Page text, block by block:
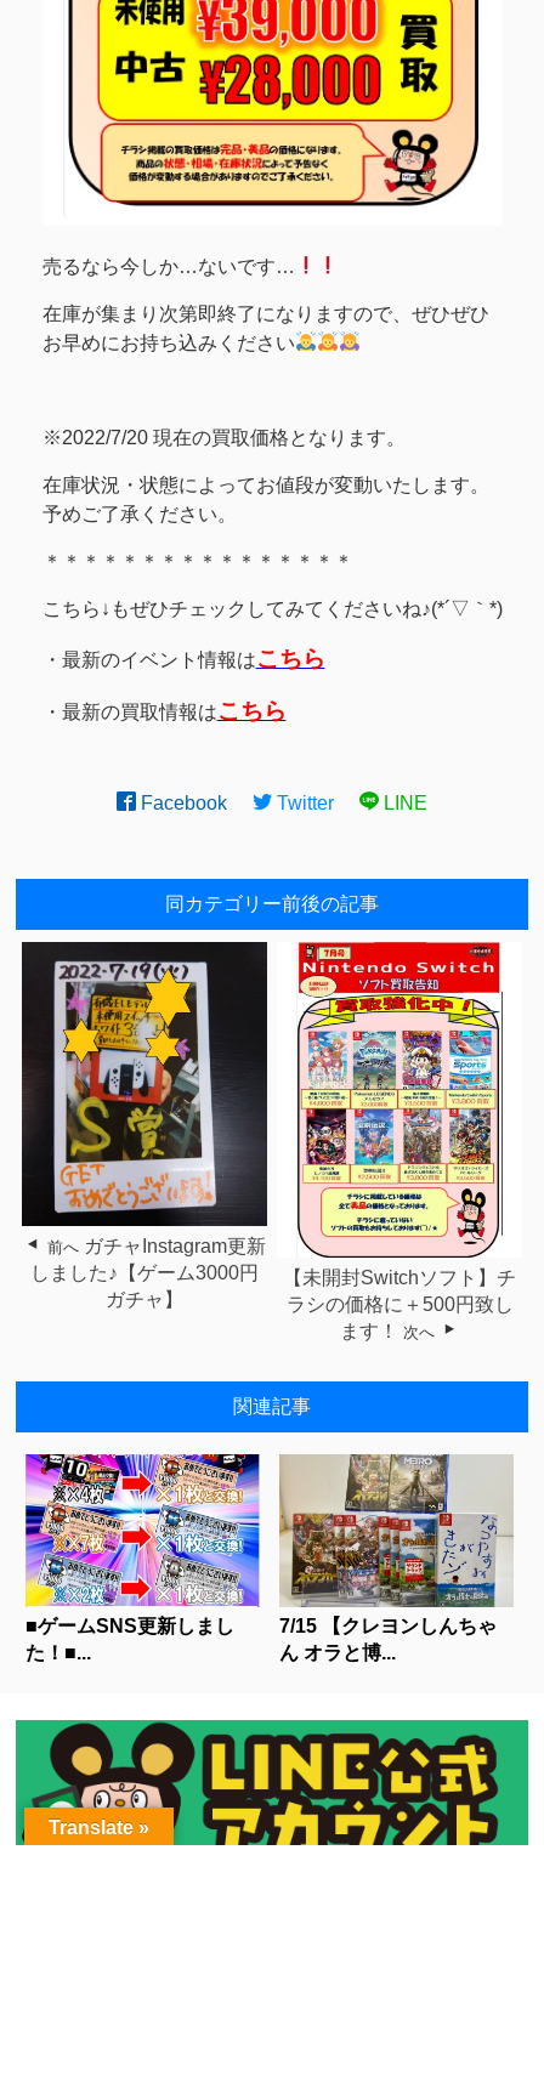
売るなら今しか…ないです…
在庫が集まり次第即終了になりますので、ぜひぜひ
お早めにお持ち込みください
※2022/7/20 現在の買取価格となります。
在庫状況・状態によってお値段が変動いたします。
予めご了承ください。
＊＊＊＊＊＊＊＊＊＊＊＊＊＊＊＊
こちら↓もぜひチェックしてみてくださいね♪(*´▽｀*)
・最新のイベント情報はこちら
・最新の買取情報はこちら
Facebook Twitter LINE
同カテゴリー前後の記事
前へ ガチャInstagram更新
しました♪【ゲーム3000円
ガチャ⁡】
【未開封Switchソフト】チ
ラシの価格に＋500円致し
ます！
次へ
関連記事
■ゲームSNS更新しまし
た！■...
7/15 【クレヨンしんちゃ
ん オラと博...
Translate »